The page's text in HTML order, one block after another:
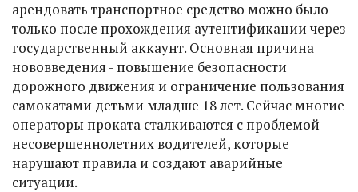
арендовать транспортное средство можно было
только после прохождения аутентификации через
государственный аккаунт. Основная причина
нововведения - повышение безопасности
дорожного движения и ограничение пользования
самокатами детьми младше 18 лет. Сейчас многие
операторы проката сталкиваются с проблемой
несовершеннолетних водителей, которые
нарушают правила и создают аварийные
ситуации.